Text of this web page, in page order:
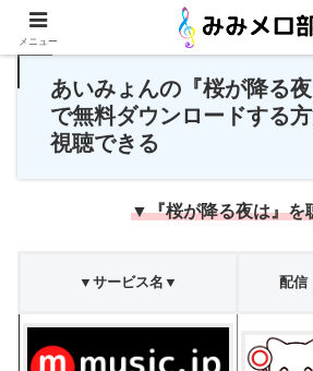
PR
あいみょんの『桜が降る
で無料ダウンロードする
視聴できる
▼『桜が降る夜は』
▼サービス名▼ 配信
メニュー